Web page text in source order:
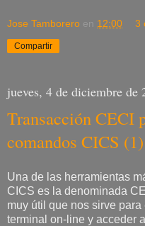
Jose Tamborero en 12:00 3
Compartir
jueves, 4 de diciembre de
Transacción CECI
comandos CICS (1)
Una de las herramientas
CICS es la denominada
muy útil que nos sirve
terminal on-line y acceder